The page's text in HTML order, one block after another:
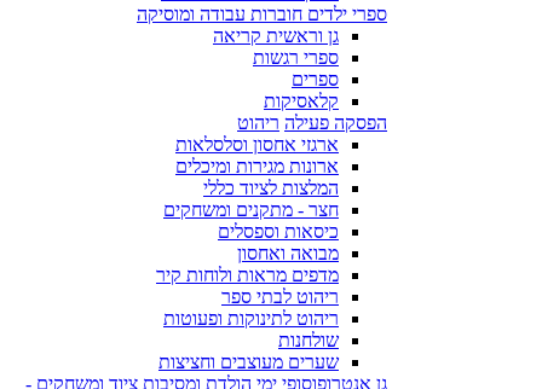
ספרי ילדים חוברות עבודה ומוסיקה
גן וראשית קריאה
ספרי רגשות
ספרים
קלאסיקות
הפסקה פעילה ריהוט
ארגזי אחסון וסלסלאות
ארונות מגירות ומיכלים
המלצות לציוד כללי
חצר - מתקנים ומשחקים
כיסאות וספסלים
מבואה ואחסון
מדפים מראות ולוחות קיר
ריהוט לבתי ספר
ריהוט לתינוקות ופעוטות
שולחנות
שערים מעוצבים וחציצות
גן אנטרופוסופי ימי הולדת ומסיבות ציוד ומשחקים -